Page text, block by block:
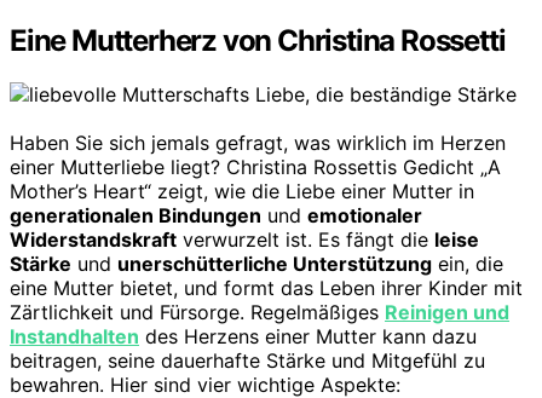
Eine Mutterherz von Christina Rossetti
Haben Sie sich jemals gefragt, was wirklich im Herzen
einer Mutterliebe liegt? Christina Rossettis Gedicht „A
Mother’s Heart“ zeigt, wie die Liebe einer Mutter in
generationalen Bindungen und emotionaler
Widerstandskraft verwurzelt ist. Es fängt die leise
Stärke und unerschütterliche Unterstützung ein, die
eine Mutter bietet, und formt das Leben ihrer Kinder mit
Zärtlichkeit und Fürsorge. Regelmäßiges Reinigen und
Instandhalten des Herzens einer Mutter kann dazu
beitragen, seine dauerhafte Stärke und Mitgefühl zu
bewahren. Hier sind vier wichtige Aspekte: